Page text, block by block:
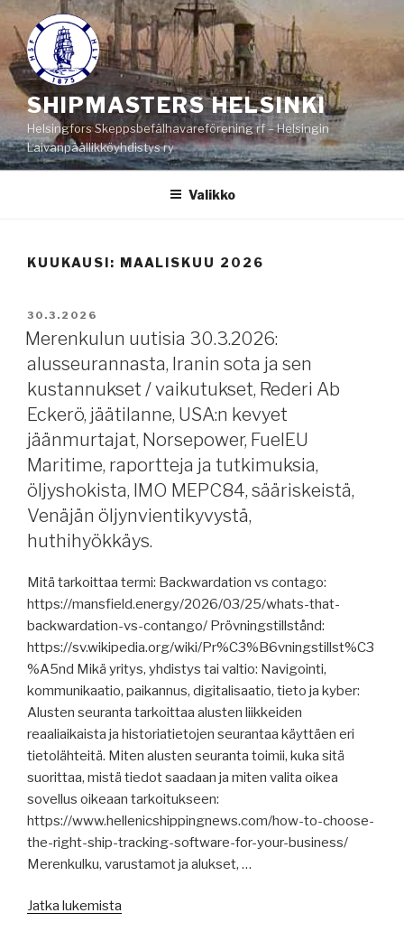
Siirry
sisältöön
SHIPMASTERS HELSINKI
Helsingfors Skeppsbefälhavareförening rf – Helsingin
Laivanpäällikköyhdistys ry
Valikko
KUUKAUSI: MAALISKUU 2026
JULKAISTU
30.3.2026
Merenkulun uutisia 30.3.2026:
alusseurannasta, Iranin sota ja sen
kustannukset / vaikutukset, Rederi Ab
Eckerö, jäätilanne, USA:n kevyet
jäänmurtajat, Norsepower, FuelEU
Maritime, raportteja ja tutkimuksia,
öljyshokista, IMO MEPC84, sääriskeistä,
Venäjän öljynvientikyvystä,
huthihyökkäys.
Mitä tarkoittaa termi: Backwardation vs contago:
https://mansfield.energy/2026/03/25/whats-that-
backwardation-vs-contango/ Prövningstillstånd:
https://sv.wikipedia.org/wiki/Pr%C3%B6vningstillst%C3
%A5nd Mikä yritys, yhdistys tai valtio: Navigointi,
kommunikaatio, paikannus, digitalisaatio, tieto ja kyber:
Alusten seuranta tarkoittaa alusten liikkeiden
reaaliaikaista ja historiatietojen seurantaa käyttäen eri
tietolähteitä. Miten alusten seuranta toimii, kuka sitä
suorittaa, mistä tiedot saadaan ja miten valita oikea
sovellus oikeaan tarkoitukseen:
https://www.hellenicshippingnews.com/how-to-choose-
the-right-ship-tracking-software-for-your-business/
Merenkulku, varustamot ja alukset, …
Jatka lukemista